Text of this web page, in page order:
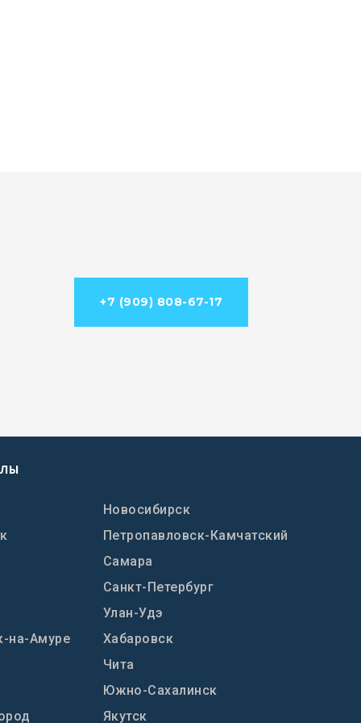
+7 (909) 808-67-17
на-Амуре
Новосибирск
Петропавловск-Камчатский
Самара
Санкт-Петербург
Улан-Удэ
Хабаровск
Чита
Южно-Сахалинск
Якутск